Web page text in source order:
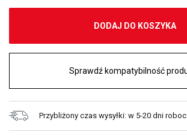
DODAJ DO KOSZYKA
Sprawdź kompatybilność
Przybliżony czas wysyłki: w 5-20 dni